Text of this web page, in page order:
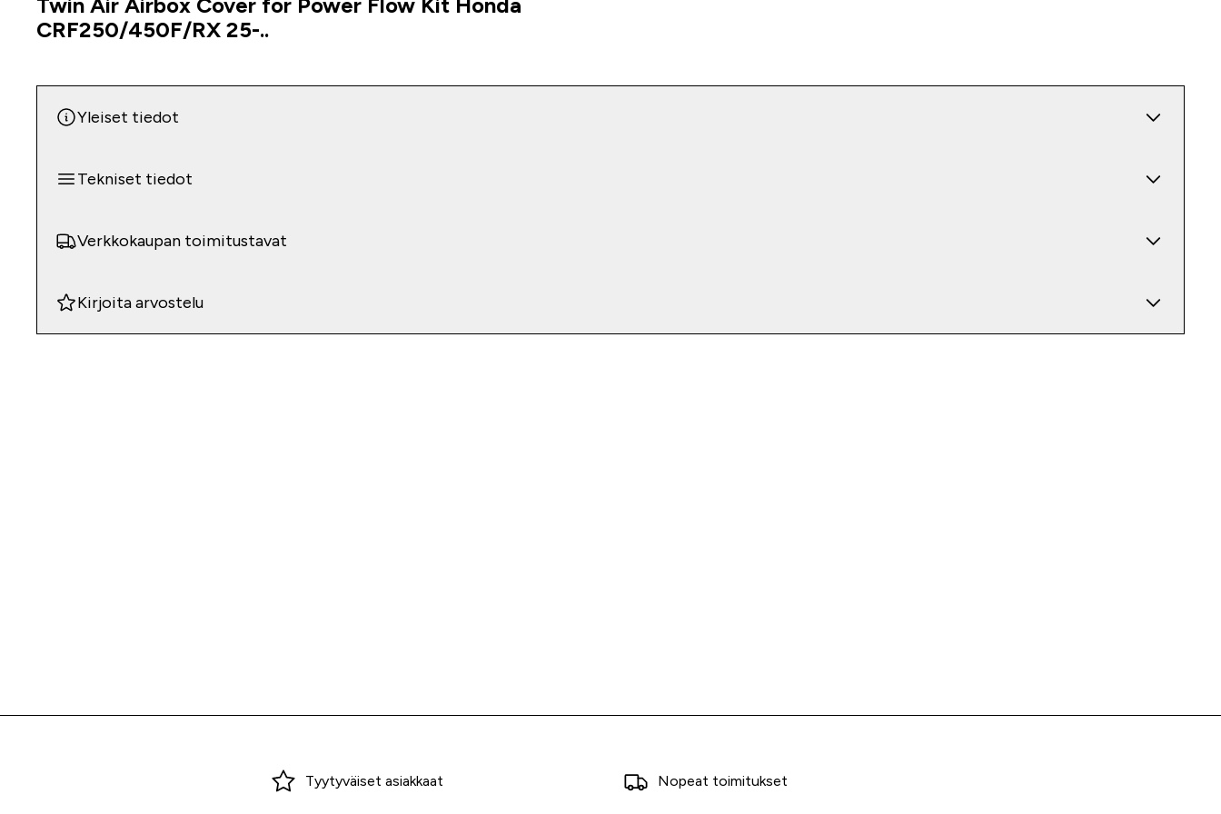
CRF250/450F/RX 25-..
Yleiset tiedot
Tekniset tiedot
Verkkokaupan toimitustavat
Kirjoita arvostelu
Tyytyväiset asiakkaat Nopeat toimitukset